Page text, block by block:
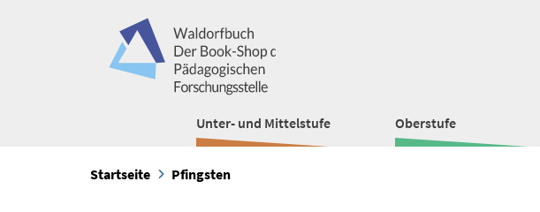
Unter- und Mittelstufe Oberstufe
Startseite Pfingsten